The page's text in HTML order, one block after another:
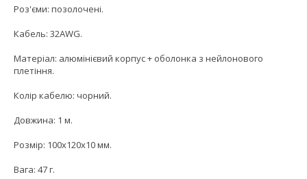
Роз'єми: позолочені.
Кабель: 32AWG.
Матеріал: алюмінієвий корпус + оболонка з нейлонового
плетіння.
Колір кабелю: чорний.
Довжина: 1 м.
Розмір: 100x120x10 мм.
Вага: 47 г.